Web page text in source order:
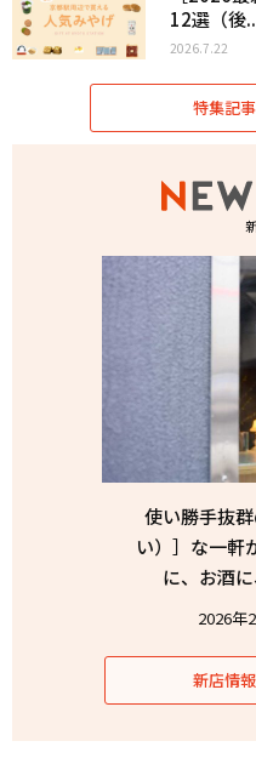
12選（後
2026.7.22
特集記
使い勝手抜
い）］な一軒
に、お酒
2026年
新店情